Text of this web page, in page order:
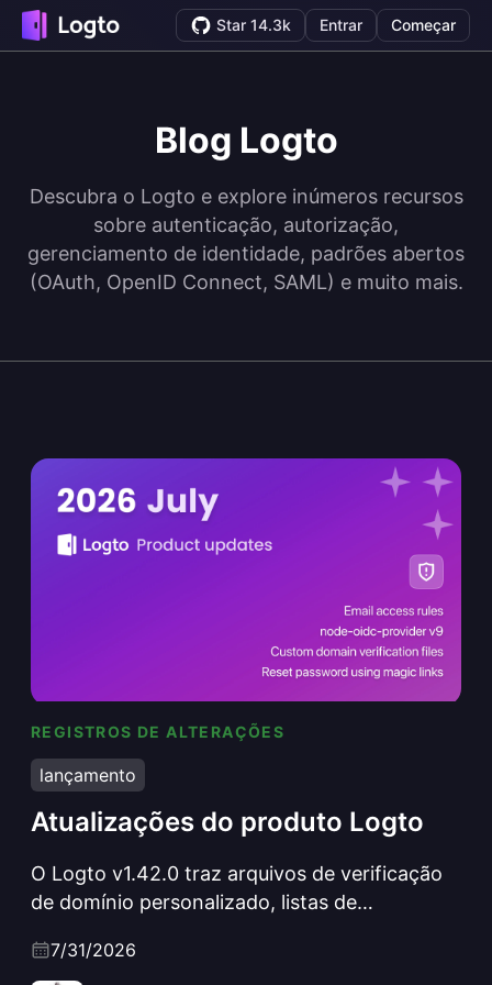
Star 14.3k Entrar Começar
Blog Logto
Descubra o Logto e explore inúmeros recursos
sobre autenticação, autorização,
gerenciamento de identidade, padrões abertos
(OAuth, OpenID Connect, SAML) e muito mais.
REGISTROS DE ALTERAÇÕES
lançamento
Atualizações do produto Logto
O Logto v1.42.0 traz arquivos de verificação
de domínio personalizado, listas de
links mágicos para redefinição de senha, um
7/31/2026
Atualizações do produto Logto